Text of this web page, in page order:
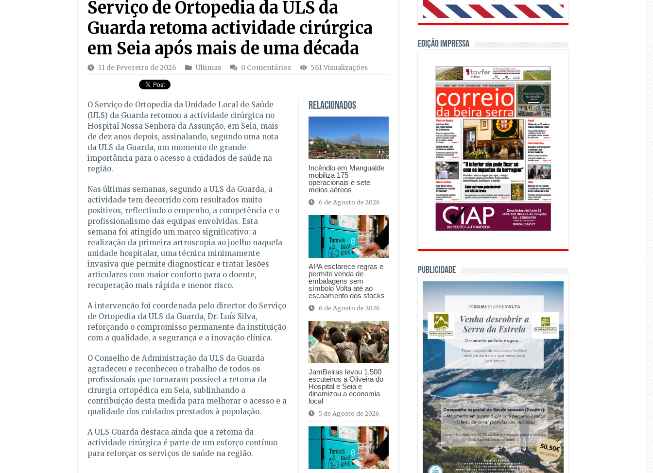
Serviço de Ortopedia da ULS da
Guarda retoma actividade cirúrgica
em Seia após mais de uma década
11 de Fevereiro de 2026 Últimas 0 Comentários 561 Visualizações
Relacionados
Incêndio em Mangualde
mobiliza 175
operacionais e sete
meios aéreos
6 de Agosto de 2026
APA esclarece regras e
permite venda de
embalagens sem
símbolo Volta até ao
escoamento dos stocks
6 de Agosto de 2026
JamBeiras levou 1.500
escuteiros a Oliveira do
Hospital e Seia e
dinamizou a economia
local
5 de Agosto de 2026
O Serviço de Ortopedia da Unidade Local de Saúde
(ULS) da Guarda retomou a actividade cirúrgica no
Hospital Nossa Senhora da Assunção, em Seia, mais
de dez anos depois, assinalando, segundo uma nota
da ULS da Guarda, um momento de grande
importância para o acesso a cuidados de saúde na
região.
Nas últimas semanas, segundo a ULS da Guarda, a
actividade tem decorrido com resultados muito
positivos, reflectindo o empenho, a competência e o
profissionalismo das equipas envolvidas. Esta
semana foi atingido um marco significativo: a
realização da primeira artroscopia ao joelho naquela
unidade hospitalar, uma técnica minimamente
invasiva que permite diagnosticar e tratar lesões
articulares com maior conforto para o doente,
recuperação mais rápida e menor risco.
A intervenção foi coordenada pelo director do Serviço
de Ortopedia da ULS da Guarda, Dr. Luís Silva,
reforçando o compromisso permanente da instituição
com a qualidade, a segurança e a inovação clínica.
O Conselho de Administração da ULS da Guarda
agradeceu e reconheceu o trabalho de todos os
profissionais que tornaram possível a retoma da
cirurgia ortopédica em Seia, sublinhando a
contribuição desta medida para melhorar o acesso e a
qualidade dos cuidados prestados à população.
A ULS Guarda destaca ainda que a retoma da
actividade cirúrgica é parte de um esforço contínuo
para reforçar os serviços de saúde na região.
Edição Impressa
PUBLICIDADE